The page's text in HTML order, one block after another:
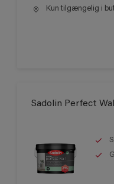
Kun tilgængelig i
Sadolin Perfect